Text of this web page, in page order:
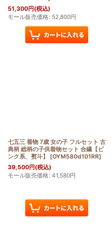
51,300円(税込)
モール販売価格: 52,800円
七五三 着物 7歳 女の子 フルセット 古
典柄 総柄の子供着物セット 合繊【ピ
ンク系、熨斗】
[OYM580d101RR]
39,500円(税込)
モール販売価格: 41,580円